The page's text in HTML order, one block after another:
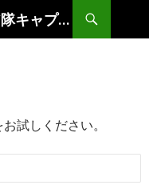
家庭連合平和奉仕ボランティア隊キャプテン日記 in 復興支援
試しください。